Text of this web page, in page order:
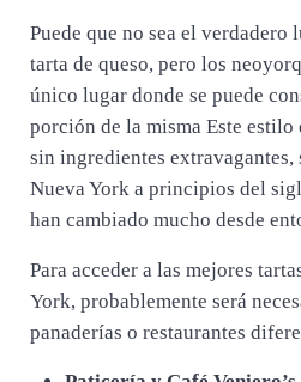
Puede que no sea el verdadero
tarta de queso, pero los
único lugar donde se puede
porción de la misma Este estilo
sin ingredientes extravagantes,
Nueva York a principios del
han cambiado mucho desde
Para acceder a las mejores
York, probablemente será
panaderías o restaurantes